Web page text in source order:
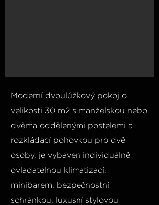
Moderní dvoulůžkový pokoj o
velikosti 30 m2 s manželskou nebo
dvěma oddělenými postelemi a
rozkládací pohovkou pro dvě
osoby, je vybaven individuálně
ovladatelnou klimatizací,
minibarem, bezpečnostní
schránkou, luxusní stylovou